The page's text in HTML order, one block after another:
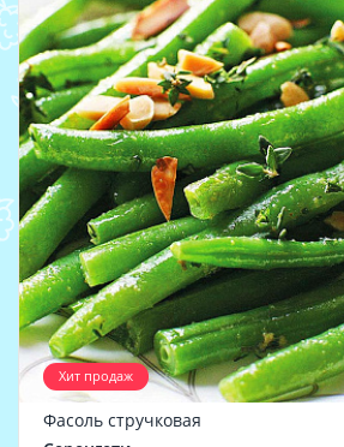
Хит продаж
Фасоль стручковая